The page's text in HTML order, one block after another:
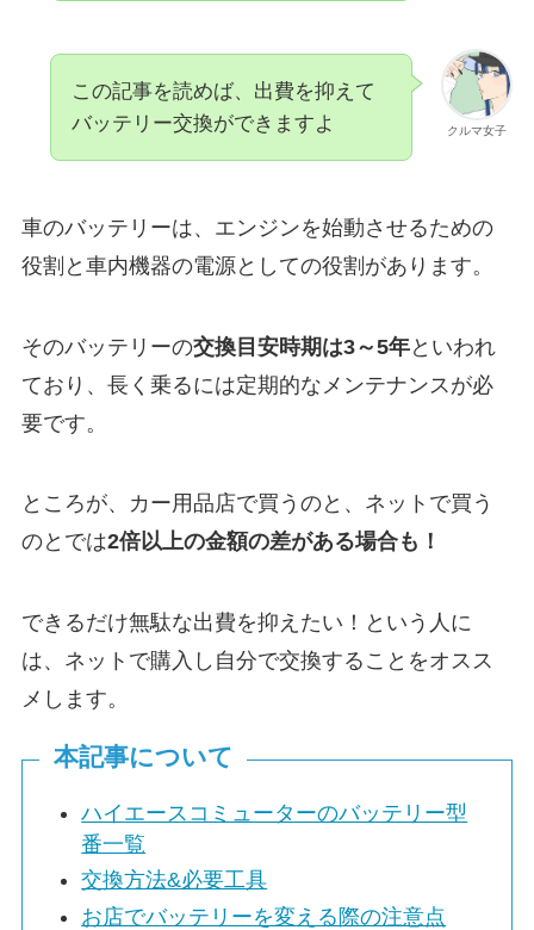
クルマ女子
この記事を読めば、出費を抑えて
バッテリー交換ができますよ
車のバッテリーは、エンジンを始動させるための
役割と車内機器の電源としての役割があります。
そのバッテリーの交換目安時期は3～5年といわれ
ており、長く乗るには定期的なメンテナンスが必
要です。
ところが、カー用品店で買うのと、ネットで買う
のとでは2倍以上の金額の差がある場合も！
できるだけ無駄な出費を抑えたい！という人に
は、ネットで購入し自分で交換することをオスス
メします。
本記事について
ハイエースコミューターのバッテリー型
番一覧
交換方法&必要工具
お店でバッテリーを変える際の注意点